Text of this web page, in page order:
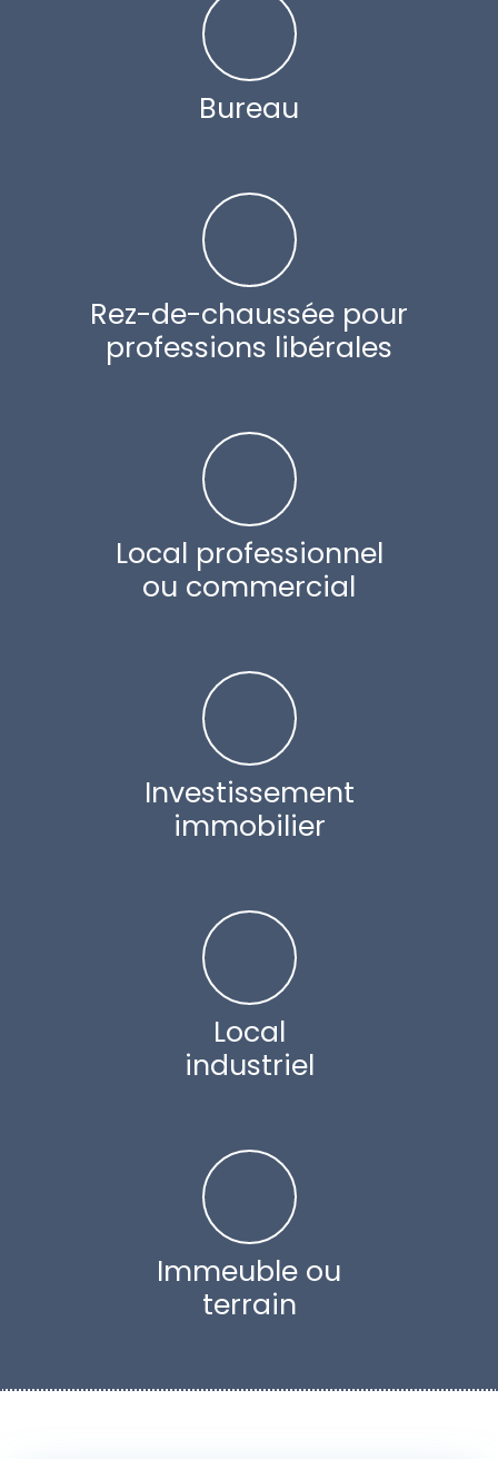
Bureau
Rez-de-chaussée pour
professions libérales
Local professionnel
ou commercial
Investissement
immobilier
Local
industriel
Immeuble ou
terrain